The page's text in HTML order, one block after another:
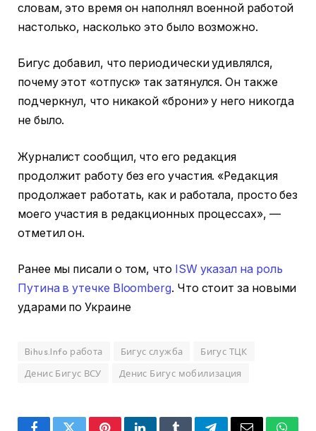
словам, это время он наполнял военной работой
настолько, насколько это было возможно.
Бигус добавил, что периодически удивлялся,
почему этот «отпуск» так затянулся. Он также
подчеркнул, что никакой «брони» у него никогда
не было.
Журналист сообщил, что его редакция
продолжит работу без его участия. «Редакция
продолжает работать, как и работала, просто без
моего участия в редакционных процессах», —
отметил он.
Ранее мы писали о том, что ISW указал на роль
Путина в утечке Bloomberg. Что стоит за новыми
ударами по Украине
Bihus.Info работа Бигус служба
Бигус ТЦК
Денис Бигус ВСУ
Денис Бигус мобилизация